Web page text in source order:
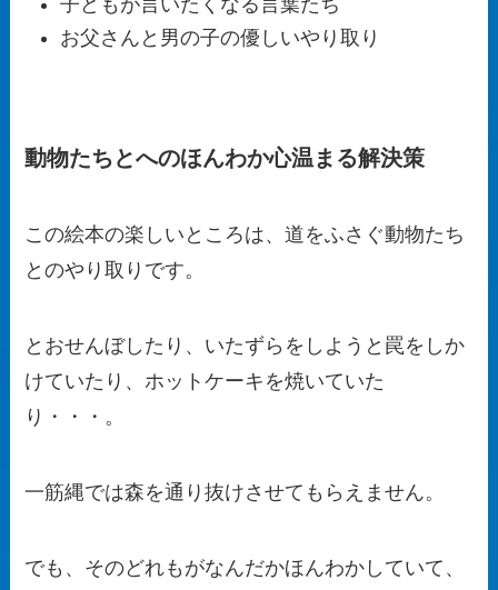
お父さんと男の子の優しいやり取り
動物たちとへのほんわか心温まる解決策
この絵本の楽しいところは、道をふさぐ動物たち
とのやり取りです。
とおせんぼしたり、いたずらをしようと罠をしか
けていたり、ホットケーキを焼いていた
り・・・。
一筋縄では森を通り抜けさせてもらえません。
でも、そのどれもがなんだかほんわかしていて、